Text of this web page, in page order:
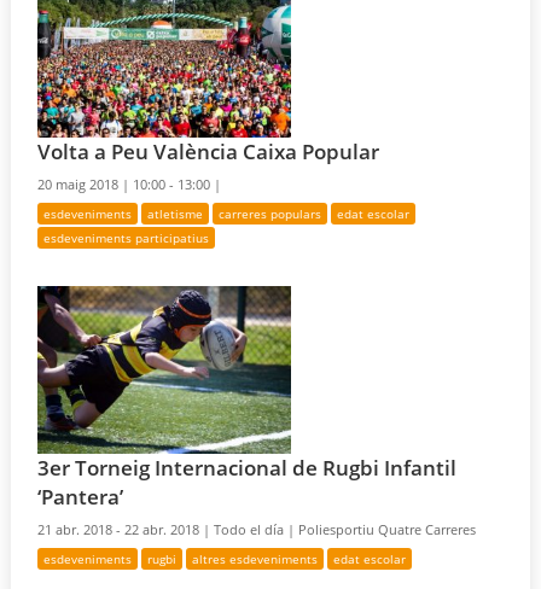
Volta a Peu València Caixa Popular
20 maig 2018 | 10:00 - 13:00 |
esdeveniments atletisme carreres populars
edat escolar
esdeveniments participatius
3er Torneig Internacional de Rugbi Infantil
‘Pantera’
21 abr. 2018 - 22 abr. 2018 |Todo el día | Poliesportiu Quatre Carreres
esdeveniments rugbi altres esdeveniments edat escolar